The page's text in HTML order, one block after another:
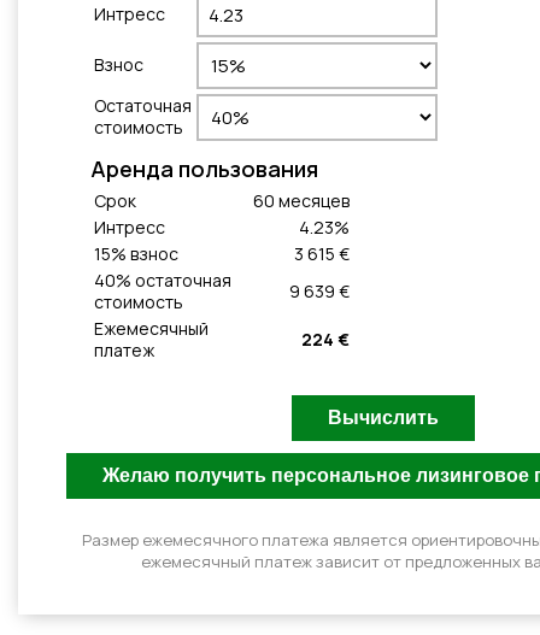
Интресс
Взнос
Остаточная
стоимость
Aренда пользования
Cрок 60 месяцeв
Интресс
4.23%
15% взнос
3 615 €
40% остаточная
стоимость
9 639 €
Ежемесячный
платеж
224 €
Размер ежемесячного платежа является
ежемесячный платеж зависит от предложенных